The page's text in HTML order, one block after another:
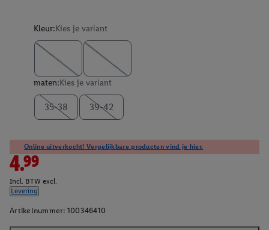
Kleur:Kies je variant
maten:Kies je variant
35-38 39-42
Online uitverkocht! Vergelijkbare producten vind je hier.
4.99
Incl. BTW excl.
Levering
Artikelnummer: 100346410